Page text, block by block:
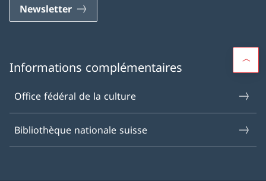
Newsletter
Informations complémentaires
Office fédéral de la culture
Bibliothèque nationale suisse